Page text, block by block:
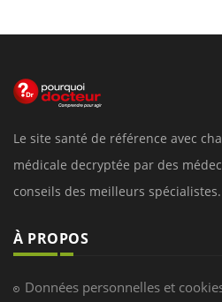
Le site santé de référence avec
médicale decryptée par des
conseils des meilleurs spécialistes.
À PROPOS
Données personnelles et